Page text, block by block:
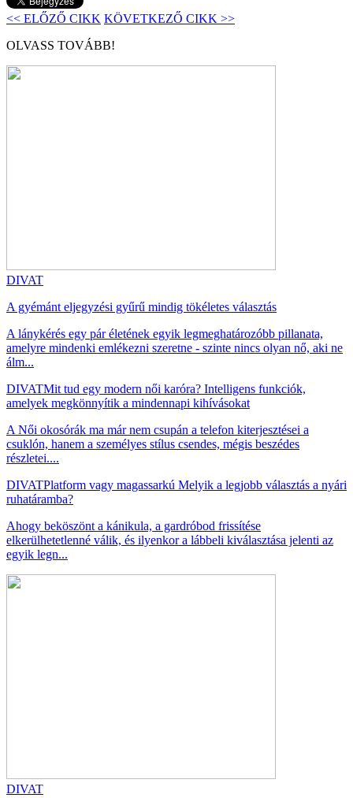
<< ELŐZŐ CIKK KÖVETKEZŐ CIKK >>
OLVASS TOVÁBB!
DIVAT
A gyémánt eljegyzési gyűrű mindig tökéletes választás
A lánykérés egy pár életének egyik legmeghatározóbb pillanata,
amelyre mindenki emlékezni szeretne - szinte nincs olyan nő, aki ne
álm...
DIVATMit tud egy modern női karóra? Intelligens funkciók,
amelyek megkönnyítik a mindennapi kihívásokat
A Női okosórák ma már nem csupán a telefon kiterjesztései a
csuklón, hanem a személyes stílus csendes, mégis beszédes
részletei....
DIVATPlatform vagy magassarkú Melyik a legjobb választás a nyári
ruhatáramba?
Ahogy beköszönt a kánikula, a gardróbod frissítése
elkerülhetetlenné válik, és ilyenkor a lábbeli kiválasztása jelenti az
egyik legn...
DIVAT